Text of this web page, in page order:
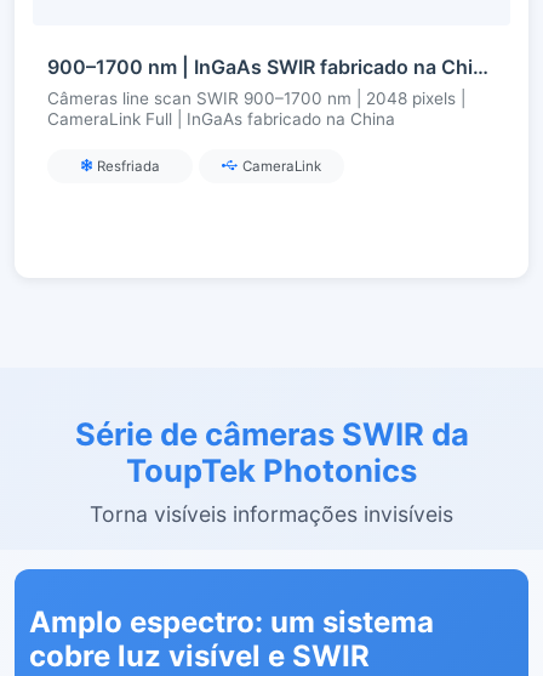
900–1700 nm | InGaAs SWIR fabricado na China | line scan 2048 pixels | CameraLink Full | resfriada
Câmeras line scan SWIR 900–1700 nm | 2048 pixels |
CameraLink Full | InGaAs fabricado na China
Resfriada CameraLink
Série de câmeras SWIR da
ToupTek Photonics
Torna visíveis informações invisíveis
Amplo espectro: um sistema
cobre luz visível e SWIR